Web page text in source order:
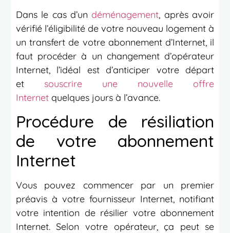
Dans le cas d’un déménagement, après avoir
vérifié l’éligibilité de votre nouveau logement à
un transfert de votre abonnement d’Internet, il
faut procéder à un changement d’opérateur
Internet, l’idéal est d’anticiper votre départ
et souscrire une nouvelle offre
Internetquelques jours à l’avance.
Procédure de résiliation
de votre abonnement
Internet
Vous pouvez commencer par un premier
préavis à votre fournisseur Internet, notifiant
votre intention de résilier votre abonnement
Internet. Selon votre opérateur, ça peut se